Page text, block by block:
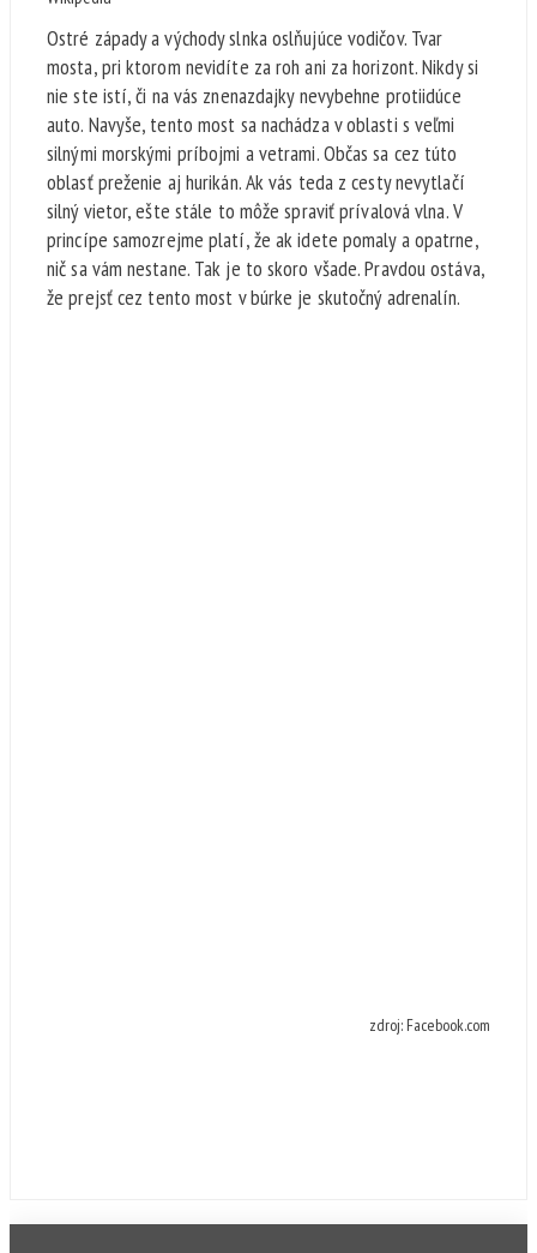
Ostré západy a východy slnka oslňujúce vodičov. Tvar
mosta, pri ktorom nevidíte za roh ani za horizont. Nikdy si
nie ste istí, či na vás znenazdajky nevybehne protiidúce
auto. Navyše, tento most sa nachádza v oblasti s veľmi
silnými morskými príbojmi a vetrami. Občas sa cez túto
oblasť preženie aj hurikán. Ak vás teda z cesty nevytlačí
silný vietor, ešte stále to môže spraviť prívalová vlna. V
princípe samozrejme platí, že ak idete pomaly a opatrne,
nič sa vám nestane. Tak je to skoro všade. Pravdou ostáva,
že prejsť cez tento most v búrke je skutočný adrenalín.
zdroj: Facebook.com